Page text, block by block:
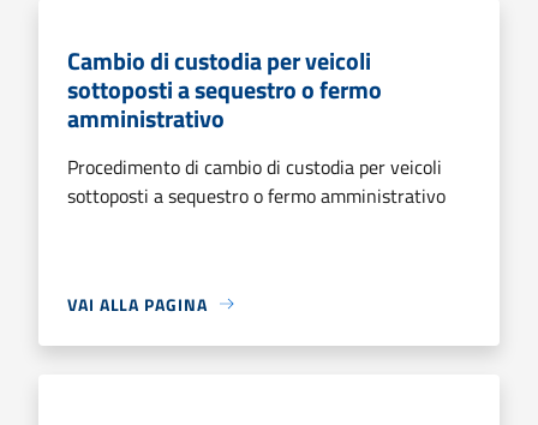
Cambio di custodia per veicoli
sottoposti a sequestro o fermo
amministrativo
Procedimento di cambio di custodia per veicoli
sottoposti a sequestro o fermo amministrativo
VAI ALLA PAGINA